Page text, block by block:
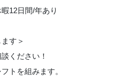
12日間/年あり
す＞
ください！
トを組みます。